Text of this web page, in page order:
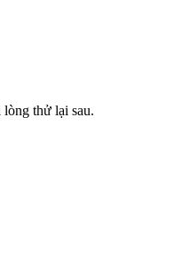
thử lại sau.